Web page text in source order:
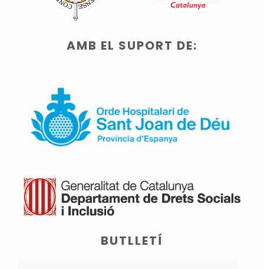
AMB EL SUPORT DE:
BUTLLETÍ